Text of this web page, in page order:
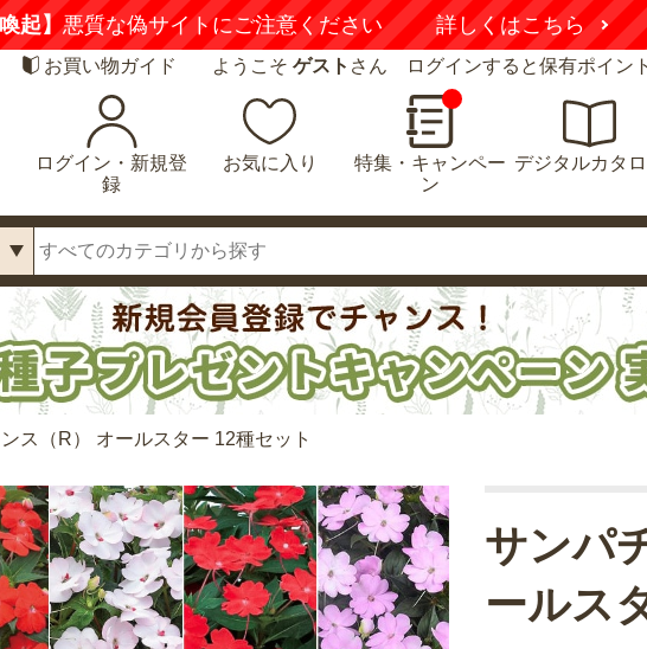
起】悪質な偽サイトにご注意ください 詳しくはこちら
お買い物ガイド ようこそ ゲスト さん ログインすると保有ポイン
ログイン・新規登
録
お気に入り
特集・キャンペー
ン
デジタルカタ
ス（R） オールスター 12種セット
サンパ
ールス